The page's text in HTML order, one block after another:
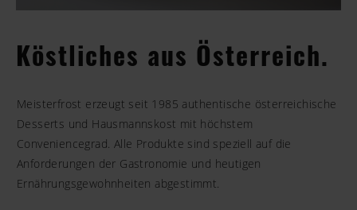
Köstliches aus Österreich.
Meisterfrost erzeugt seit 1985 authentische österreichische
Desserts und Hausmannskost mit höchstem
Conveniencegrad. Alle Produkte sind speziell auf die
Anforderungen der Gastronomie und heutigen
Ernährungsgewohnheiten abgestimmt.